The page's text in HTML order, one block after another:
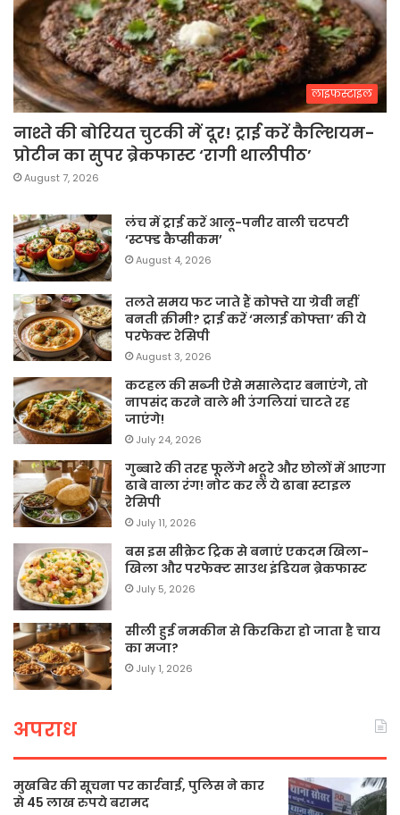
लाइफस्टाइल
नाश्ते की बोरियत चुटकी में दूर! ट्राई करें कैल्शियम-
प्रोटीन का सुपर ब्रेकफास्ट ‘रागी थालीपीठ’
August 7, 2026
लंच में ट्राई करें आलू-पनीर वाली चटपटी
‘स्टफ्ड कैप्सीकम’
August 4, 2026
तलते समय फट जाते हैं कोफ्ते या ग्रेवी नहीं
बनती क्रीमी? ट्राई करें ‘मलाई कोफ्ता’ की ये
परफेक्ट रेसिपी
August 3, 2026
कटहल की सब्जी ऐसे मसालेदार बनाएंगे, तो
नापसंद करने वाले भी उंगलियां चाटते रह
जाएंगे!
July 24, 2026
गुब्बारे की तरह फूलेंगे भटूरे और छोलों में आएगा
ढाबे वाला रंग! नोट कर लें ये ढाबा स्टाइल
रेसिपी
July 11, 2026
बस इस सीक्रेट ट्रिक से बनाएं एकदम खिला-
खिला और परफेक्ट साउथ इंडियन ब्रेकफास्ट
July 5, 2026
सीली हुई नमकीन से किरकिरा हो जाता है चाय
का मजा?
July 1, 2026
अपराध
मुखबिर की सूचना पर कार्रवाई, पुलिस ने कार
से 45 लाख रुपये बरामद